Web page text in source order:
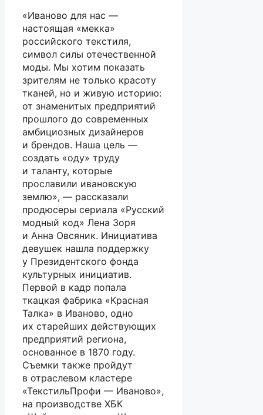
«Иваново для нас —
настоящая «мекка»
российского текстиля,
символ силы отечественной
моды. Мы хотим показать
зрителям не только красоту
тканей, но и живую историю:
от знаменитых предприятий
прошлого до современных
амбициозных дизайнеров
и брендов. Наша цель —
создать «оду» труду
и таланту, которые
прославили ивановскую
землю», — рассказали
продюсеры сериала «Русский
модный код» Лена Зоря
и Анна Овсяник. Инициатива
девушек нашла поддержку
у Президентского фонда
культурных инициатив.
Первой в кадр попала
ткацкая фабрика «Красная
Талка» в Иваново, одно
их старейших действующих
предприятий региона,
основанное в 1870 году.
Съемки также пройдут
в отраслевом кластере
«ТекстильПрофи — Иваново»,
на производстве ХБК